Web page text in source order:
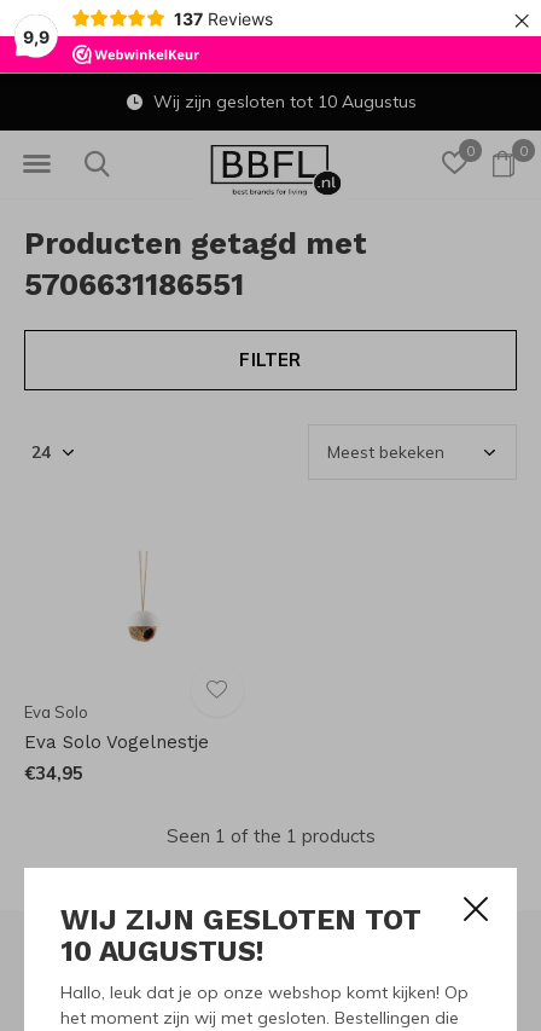
9,9
137 Reviews ×
WIJ ZIJN GESLOTEN TOT
10 AUGUSTUS!
Hallo, leuk dat je op onze webshop komt kijken! Op
het moment zijn wij met gesloten. Bestellingen die
0 0
Wij zijn gesloten tot 10 Augustus
Producten getagd met
5706631186551
FILTER
Eva Solo
Eva Solo Vogelnestje
€34,95
Seen 1 of the 1 products
Meld je aan voor onze